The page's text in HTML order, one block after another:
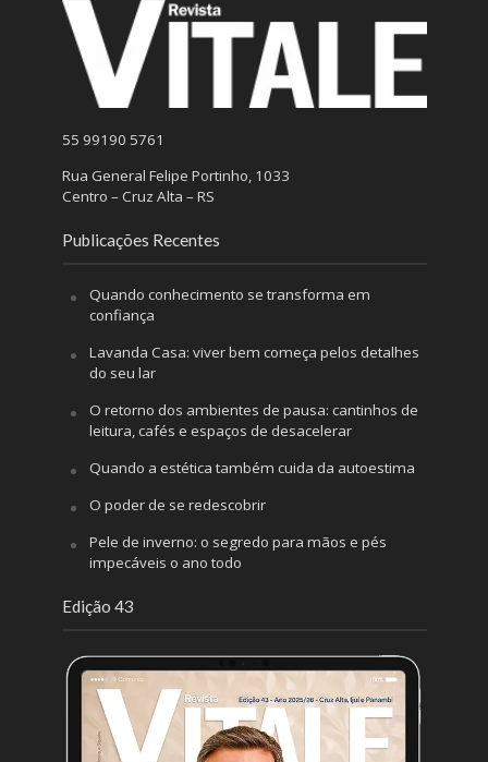
55 99190 5761
Rua General Felipe Portinho, 1033
Centro – Cruz Alta – RS
Publicações Recentes
Quando conhecimento se transforma em
confiança
Lavanda Casa: viver bem começa pelos detalhes
do seu lar
O retorno dos ambientes de pausa: cantinhos de
leitura, cafés e espaços de desacelerar
Quando a estética também cuida da autoestima
O poder de se redescobrir
Pele de inverno: o segredo para mãos e pés
impecáveis o ano todo
Edição 43